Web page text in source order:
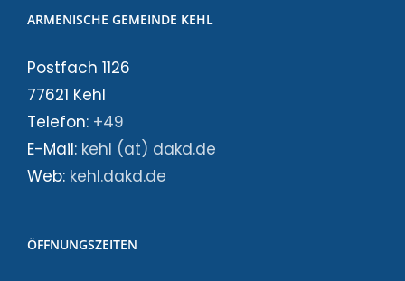
ARMENISCHE GEMEINDE KEHL
Postfach 1126
77621 Kehl
Telefon: +49
E-Mail: kehl (at) dakd.de
Web: kehl.dakd.de
ÖFFNUNGSZEITEN